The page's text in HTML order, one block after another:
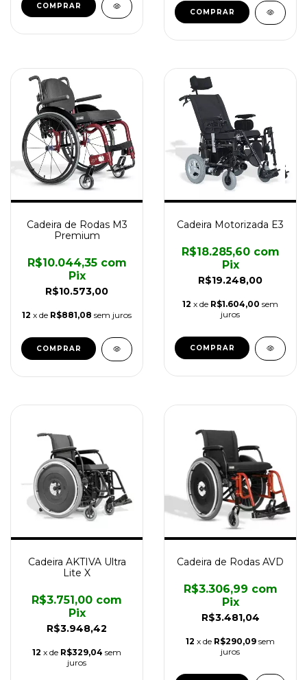
COMPRAR
COMPRAR
Cadeira de Rodas M3
Premium
R$10.573,00
R$10.044,35 com
Pix
12 x de R$881,08 sem juros
COMPRAR
Cadeira Motorizada E3
R$19.248,00
R$18.285,60 com
Pix
12 x de R$1.604,00 sem
juros
COMPRAR
Cadeira AKTIVA Ultra
Lite X
R$3.948,42
R$3.751,00 com
Pix
12 x de R$329,04 sem
juros
Cadeira de Rodas AVD
R$3.481,04
R$3.306,99 com
Pix
12 x de R$290,09 sem
juros